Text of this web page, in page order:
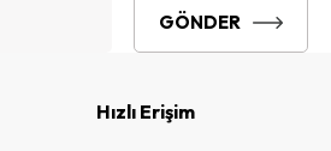
GÖNDER
Hızlı Erişim